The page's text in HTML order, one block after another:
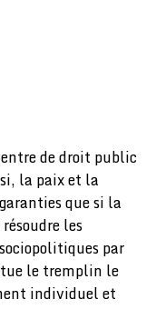
de droit public
la paix et la
que si la
les
par
le tremplin le
individuel et